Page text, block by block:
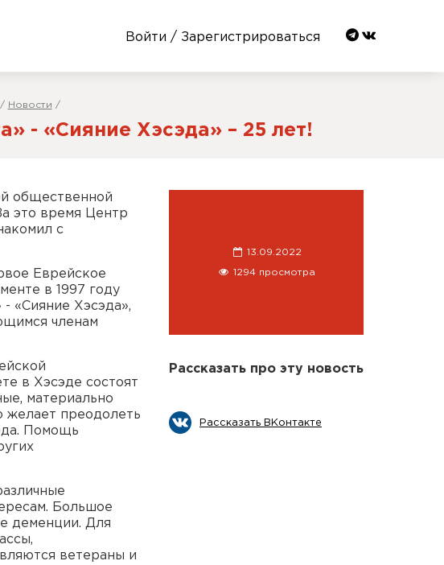
Войти / Зарегистрироваться
/ Новости /
- «Сияние Хэсэда» – 25 лет!
общественной
это время Центр
с
Еврейское
в 1997 году
«Сияние Хэсэда»,
членам
в Хэсэде состоят
материально
желает преодолеть
Помощь
Большое
деменции. Для
ветераны и
13.09.2022
1294 просмотра
Рассказать про эту новость
Рассказать ВКонтакте